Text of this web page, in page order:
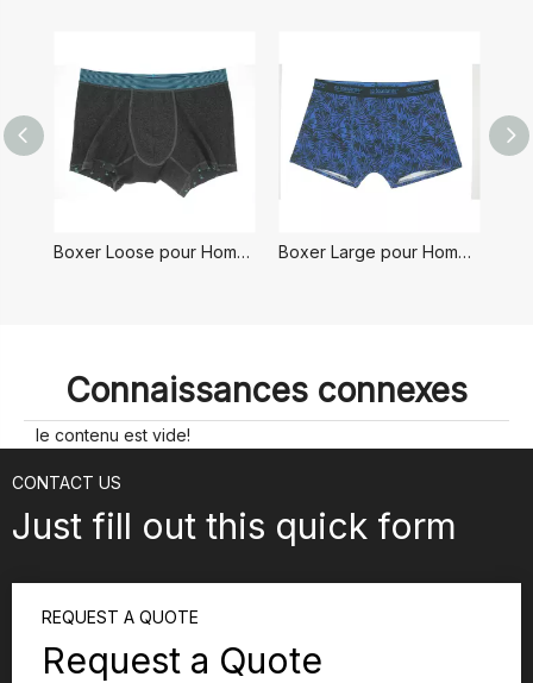
Boxer Loose pour Homme Boxer Large pour Homme
Connaissances connexes
le contenu est vide!
CONTACT US
Just fill out this quick form
REQUEST A QUOTE
Request a Quote